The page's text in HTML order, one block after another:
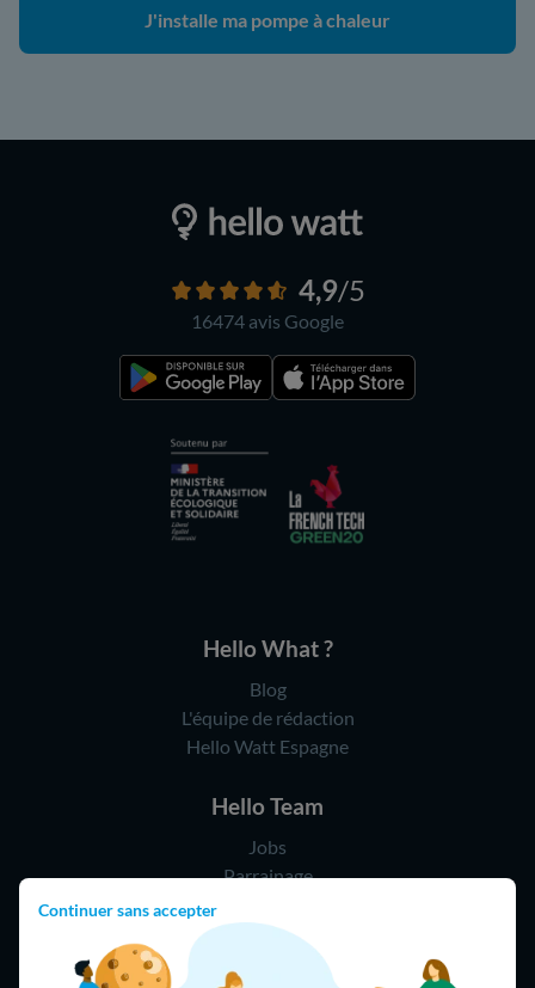
Continuer sans accepter
J'installe ma pompe à chaleur
4,9/5
16474 avis Google
Hello What ?
Blog
L'équipe de rédaction
Hello Watt Espagne
Hello Team
Jobs
Parrainage
Rejoindre notre réseau d'artisans